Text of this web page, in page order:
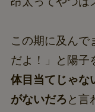
この期に及んで
だよ！」と陽子
体目当てじゃな
がないだろ と言